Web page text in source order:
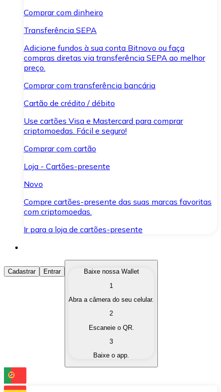
Comprar com dinheiro
Transferência SEPA
Adicione fundos à sua conta Bitnovo ou faça
compras diretas via transferência SEPA ao melhor
preço.
Comprar com transferência bancária
Cartão de crédito / débito
Use cartões Visa e Mastercard para comprar
criptomoedas. Fácil e seguro!
Comprar com cartão
Loja - Cartões-presente
Novo
Compre cartões-presente das suas marcas favoritas
com criptomoedas.
Ir para a loja de cartões-presente
Comprar Criptomoedas
Compre as criptomoedas de seu interesse de forma
Converta suas criptomoedas em moeda fiduciária
Troque uma criptomoeda por outra
Cadastrar Entrar
Baixe nossa Wallet
1
Abra a câmera do seu celular.
2
Escaneie o QR.
3
Baixe o app.